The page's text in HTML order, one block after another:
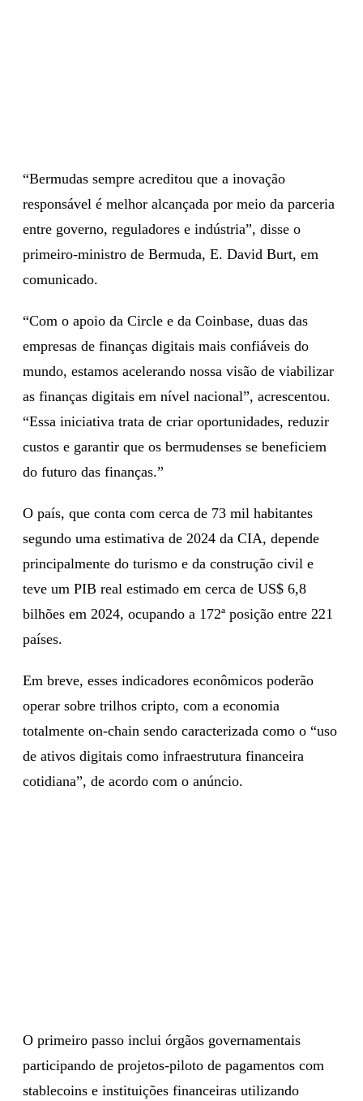
“Bermudas sempre acreditou que a inovação
responsável é melhor alcançada por meio da parceria
entre governo, reguladores e indústria”, disse o
primeiro-ministro de Bermuda, E. David Burt, em
comunicado.
“Com o apoio da Circle e da Coinbase, duas das
empresas de finanças digitais mais confiáveis do
mundo, estamos acelerando nossa visão de viabilizar
as finanças digitais em nível nacional”, acrescentou.
“Essa iniciativa trata de criar oportunidades, reduzir
custos e garantir que os bermudenses se beneficiem
do futuro das finanças.”
O país, que conta com cerca de 73 mil habitantes
segundo uma estimativa de 2024 da CIA, depende
principalmente do turismo e da construção civil e
teve um PIB real estimado em cerca de US$ 6,8
bilhões em 2024, ocupando a 172ª posição entre 221
países.
Em breve, esses indicadores econômicos poderão
operar sobre trilhos cripto, com a economia
totalmente on-chain sendo caracterizada como o “uso
de ativos digitais como infraestrutura financeira
cotidiana”, de acordo com o anúncio.
O primeiro passo inclui órgãos governamentais
participando de projetos-piloto de pagamentos com
stablecoins e instituições financeiras utilizando